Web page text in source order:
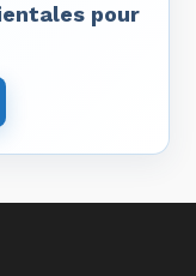
pour